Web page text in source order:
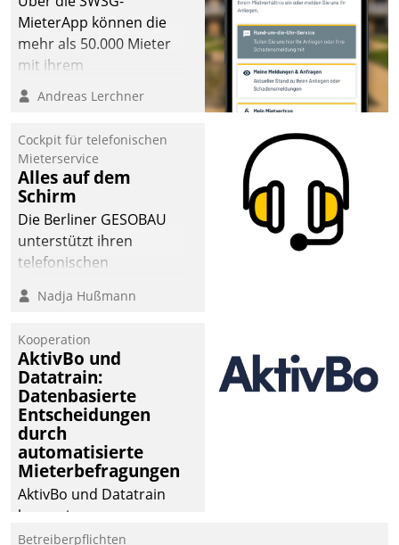
MieterApp können die
mehr als 50.000 Mieter
mit ihrem
Wohnungsunternehmen
kommunizieren, auf dem
einsehen und ändern
oder
Schadensmeldungen
abgeben – rund um die
Uhr.
Andreas Lerchner
Cockpit für telefonischen
Mieterservice
Alles auf dem
Schirm
Die Berliner GESOBAU
unterstützt ihren
telefonischen
digitalen Cockpit, das
passende Fragen und
Schlagworte auswirft.
Eine intuitive
Dialogführung ermöglicht
dem externen
Serviceteam, Anrufe von
Mietenden zügiger und
effizienter zu bearbeiten.
Nadja Hußmann
Kooperation
AktivBo und
Datatrain:
Datenbasierte
Entscheidungen
durch
automatisierte
Mieterbefragungen
AktivBo und Datatrain
kooperieren –
Immobilienunternehmen
Betreiberpflichten